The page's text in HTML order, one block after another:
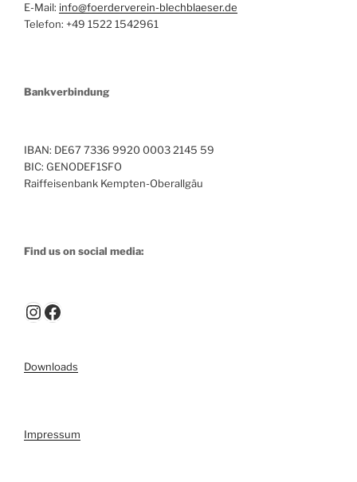
E-Mail: info@foerderverein-blechblaeser.de
Telefon: +49 1522 1542961
Bankverbindung
IBAN: DE67 7336 9920 0003 2145 59
BIC: GENODEF1SFO
Raiffeisenbank Kempten-Oberallgäu
Find us on social media:
Instagram
Facebook
Downloads
Impressum